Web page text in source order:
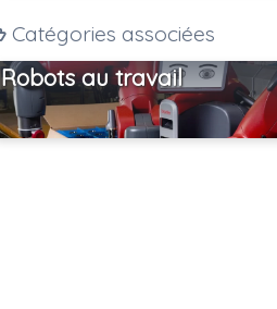
Catégories associées
Robots au travail